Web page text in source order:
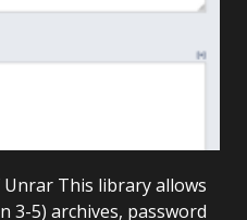
This library allows
3-5) archives, password